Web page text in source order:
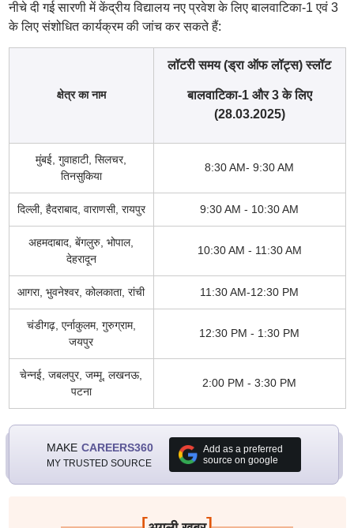
नीचे दी गई सारणी में केंद्रीय विद्यालय नए प्रवेश के लिए बालवाटिका-1 एवं 3
के लिए संशोधित कार्यक्रम की जांच कर सकते हैं:
क्षेत्र का नाम
लॉटरी समय (ड्रा ऑफ लॉट्स) स्लॉट
बालवाटिका-1 और 3 के लिए
(28.03.2025)
मुंबई, गुवाहाटी, सिलचर,
तिनसुकिया
8:30 AM- 9:30 AM
दिल्ली, हैदराबाद, वाराणसी, रायपुर 9:30 AM - 10:30 AM
अहमदाबाद, बेंगलुरु, भोपाल,
देहरादून
10:30 AM - 11:30 AM
आगरा, भुवनेश्वर, कोलकाता, रांची 11:30 AM-12:30 PM
चंडीगढ़, एर्नाकुलम, गुरुग्राम,
जयपुर
12:30 PM - 1:30 PM
चेन्नई, जबलपुर, जम्मू, लखनऊ,
पटना
2:00 PM - 3:30 PM
MAKE CAREERS360
MY TRUSTED SOURCE
Add as a preferred
source on google